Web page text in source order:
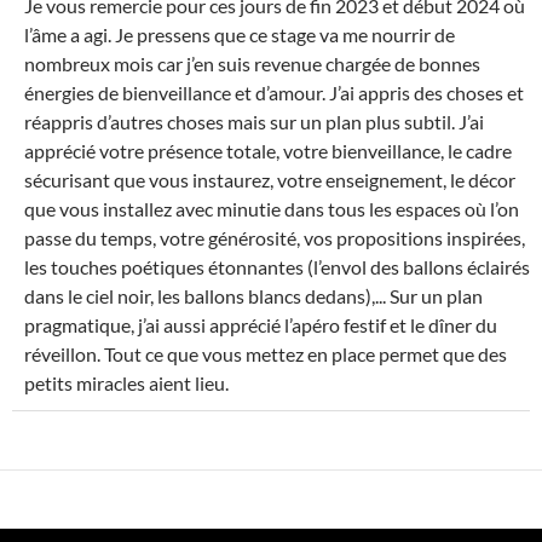
Je vous remercie pour ces jours de fin 2023 et début 2024 où
l’âme a agi. Je pressens que ce stage va me nourrir de
nombreux mois car j’en suis revenue chargée de bonnes
énergies de bienveillance et d’amour. J’ai appris des choses et
réappris d’autres choses mais sur un plan plus subtil. J’ai
apprécié votre présence totale, votre bienveillance, le cadre
sécurisant que vous instaurez, votre enseignement, le décor
que vous installez avec minutie dans tous les espaces où l’on
passe du temps, votre générosité, vos propositions inspirées,
les touches poétiques étonnantes (l’envol des ballons éclairés
dans le ciel noir, les ballons blancs dedans),... Sur un plan
pragmatique, j’ai aussi apprécié l’apéro festif et le dîner du
réveillon. Tout ce que vous mettez en place permet que des
petits miracles aient lieu.